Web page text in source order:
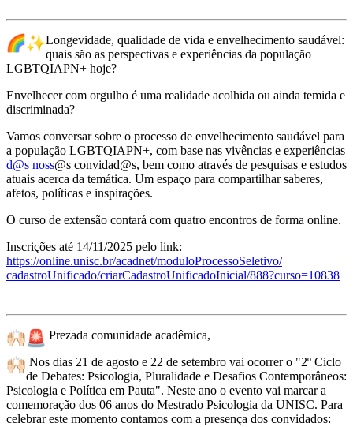
Longevidade, qualidade de vida e envelhecimento saudável:
quais são as perspectivas e experiências da população
LGBTQIAPN+ hoje?
Envelhecer com orgulho é uma realidade acolhida ou ainda temida e
discriminada?
Vamos conversar sobre o processo de envelhecimento saudável para
a população LGBTQIAPN+, com base nas vivências e experiências
d@s noss@s convidad@s, bem como através de pesquisas e estudos
atuais acerca da temática. Um espaço para compartilhar saberes,
afetos, políticas e inspirações.
O curso de extensão contará com quatro encontros de forma online.
Inscrições até 14/11/2025 pelo link:
https://online.unisc.br/acadnet/moduloProcessoSeletivo/
cadastroUnificado/criarCadastroUnificadoInicial/888?curso=10838
Prezada comunidade acadêmica,
Nos dias 21 de agosto e 22 de setembro vai ocorrer o "2º Ciclo
de Debates: Psicologia, Pluralidade e Desafios Contemporâneos:
Psicologia e Política em Pauta". Neste ano o evento vai marcar a
comemoração dos 06 anos do Mestrado Psicologia da UNISC. Para
celebrar este momento contamos com a presença dos convidados: